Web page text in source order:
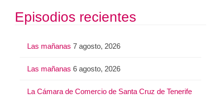
Episodios recientes
Las mañanas 7 agosto, 2026
Las mañanas 6 agosto, 2026
La Cámara de Comercio de Santa Cruz de Tenerife